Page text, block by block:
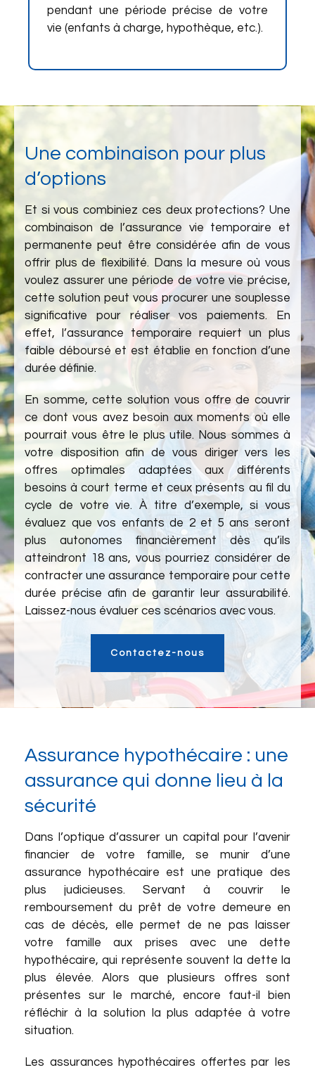
pendant une période précise de votre
vie (enfants à charge, hypothèque, etc.).
Une combinaison pour plus
d’options
Et si vous combiniez ces deux protections? Une
combinaison de l’assurance vie temporaire et
permanente peut être considérée afin de vous
offrir plus de flexibilité. Dans la mesure où vous
voulez assurer une période de votre vie précise,
cette solution peut vous procurer une souplesse
significative pour réaliser vos paiements. En
effet, l’assurance temporaire requiert un plus
faible déboursé et est établie en fonction d’une
durée définie.
En somme, cette solution vous offre de couvrir
ce dont vous avez besoin aux moments où elle
pourrait vous être le plus utile. Nous sommes à
votre disposition afin de vous diriger vers les
offres optimales adaptées aux différents
besoins à court terme et ceux présents au fil du
cycle de votre vie. À titre d’exemple, si vous
évaluez que vos enfants de 2 et 5 ans seront
plus autonomes financièrement dès qu’ils
atteindront 18 ans, vous pourriez considérer de
contracter une assurance temporaire pour cette
durée précise afin de garantir leur assurabilité.
Laissez-nous évaluer ces scénarios avec vous.
Contactez-nous
Assurance hypothécaire : une
assurance qui donne lieu à la
sécurité
Dans l’optique d’assurer un capital pour l’avenir
financier de votre famille, se munir d’une
assurance hypothécaire est une pratique des
plus judicieuses. Servant à couvrir le
remboursement du prêt de votre demeure en
cas de décès, elle permet de ne pas laisser
votre famille aux prises avec une dette
hypothécaire, qui représente souvent la dette la
plus élevée. Alors que plusieurs offres sont
présentes sur le marché, encore faut-il bien
réfléchir à la solution la plus adaptée à votre
situation.
Les assurances hypothécaires offertes par les